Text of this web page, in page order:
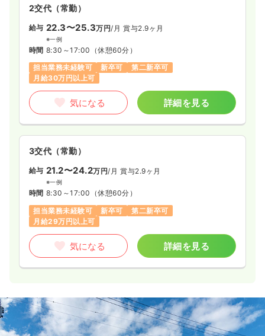
2交代（常勤）
給与 22.3〜25.3万円/月 賞与2.9ヶ月
※一例
時間 8:30～17:00 （休憩60分）
担当業務未経験可
新卒可
第二新卒可
月給30万円以上可
気になる 詳細を見る
3交代（常勤）
給与 21.2〜24.2万円/月 賞与2.9ヶ月
※一例
時間 8:30～17:00 （休憩60分）
担当業務未経験可
新卒可
第二新卒可
月給29万円以上可
気になる 詳細を見る